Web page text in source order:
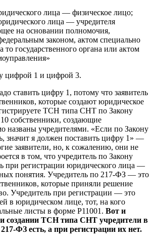
лица — физическое лицо;
лица — учредителя
на основании полномочия,
законом, актом специально
государственного органа или актом
цифрой 1 и цифрой 3.
ставить цифру 1, потому что заявитель
которые создают юридическое
ТСН типа СНТ по Закону
собственники, создающие
названы учредителями. «Если по Закону
значит я должен поставить цифру 1» —
заявители, но, к сожалению, они не
в том, что учредитель по Закону
при регистрации юридического лица —
понятия. Учредитель по 217-ФЗ — это
которые приняли решение
Учредитель при регистрации — это
в юридическом лице, тот, на кого
листы в форме Р11001. Вот и
создании ТСН типа СНТ учредители в
ФЗ есть, а при регистрации их нет.